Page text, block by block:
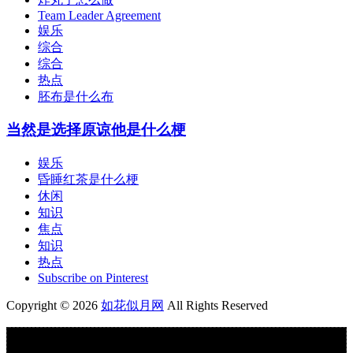
Team Leader Agreement
娱乐
综合
综合
热点
胚布是什么布
当然是选择原谅他是什么梗
娱乐
昏睡红茶是什么梗
休闲
知识
焦点
知识
热点
Subscribe on Pinterest
Copyright © 2026 如花似月网 All Rights Reserved